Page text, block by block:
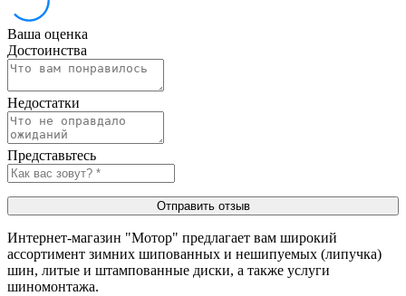
Ваша оценка
Достоинства
Недостатки
Представьтесь
Отправить отзыв
Интернет-магазин "Мотор" предлагает вам широкий
ассортимент зимних шипованных и нешипуемых (липучка)
шин, литые и штампованные диски, а также услуги
шиномонтажа.